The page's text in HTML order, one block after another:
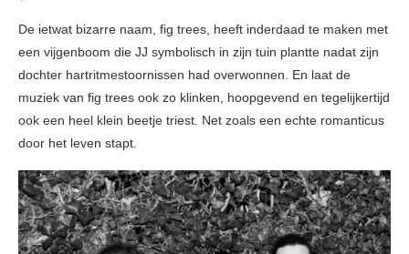
De ietwat bizarre naam, fig trees, heeft inderdaad te maken met
een vijgenboom die JJ symbolisch in zijn tuin plantte nadat zijn
dochter hartritmestoornissen had overwonnen. En laat de
muziek van fig trees ook zo klinken, hoopgevend en tegelijkertijd
ook een heel klein beetje triest. Net zoals een echte romanticus
door het leven stapt.